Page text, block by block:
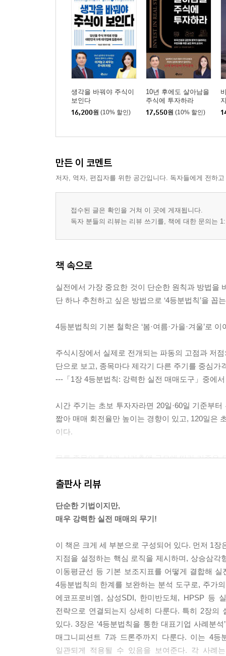
생각을 바꿔야 주식이
보인다
16,200원 (10% 할인)
10년 후에도 살아남을
주식에 투자하라
17,550원 (10% 할인)
만든 이 코멘트
저자, 역자, 편집자를 위한 공간입니다. 독자들에게 전하
접수된 글은 확인을 거쳐 이 곳에 게재됩니다.
독자 분들의 리뷰는 리뷰 쓰기를, 책에 대한 문의는
책 속으로
실전에서 가장 중요한 것이 단순한 원칙과 방법을
단 하나 추천하고 싶은 방법으로 ‘4등분법칙’을 꼽
4등분법칙의 기본 철학은 ‘봄·여름·가을·겨울’로
주식시장에서 실제로 전개되는 파동의 고점과 저
단으로 보고, 종목마다 제각기 다른 주기를 중심
---「1장 4등분법칙: 강력한 실전 매매도구」중에서
시간 주기는 초보 투자자라면 20일·60일 기준부
짧아 매매 회전율만 높이는 경향이 있고, 120일은
이다.
물론 종목의 특성과 시가총액 규모에 따라 기준은
---「1장 4등분법칙: 강력한 실전 매매도구」중에서
일반적으로 강세 전환 신호로 해석되며, 시장 심
반대로 ‘데드크로스’는 단기 이동평균선이 장기
호로 해석되며, 매도 타이밍 또는 추가 하락 경고
단기적 투자호흡으로는 5일-20일 이동평균선의
도 타이밍을 설정하는 것이 중요하다.
---「1장 4등분법칙: 강력한 실전 매매도구」중에서
출판사 리뷰
단순한 기법이지만,
매우 강력한 실전 매매의 무기!
이 책은 크게 세 부분으로 구성되어 있다. 먼저 1장
지점을 설정하는 핵심 로직을 제시하며, 상승삼
이동평균선 등 기본 보조지표를 어떻게 결합해 실
4등분법칙의 한계를 보완하는 분석 도구로, 주가
에코프로비엠, 삼성SDI, 한미반도체, HPSP 등
전략으로 연결되는지 상세히 다룬다. 특히 2장의
있다. 3장은 ‘4등분법칙을 통한 대표기업 사례분
매그니피션트 7과 드론주까지 다룬다. 이는 4
일관되게 적용될 수 있음을 보여준다. 각 사례